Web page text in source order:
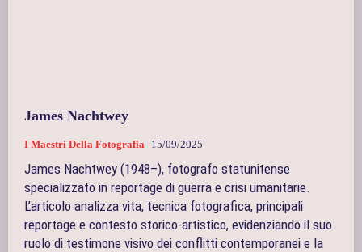
James Nachtwey
I Maestri Della Fotografia 15/09/2025
James Nachtwey (1948–), fotografo statunitense
specializzato in reportage di guerra e crisi umanitarie.
L’articolo analizza vita, tecnica fotografica, principali
reportage e contesto storico-artistico, evidenziando il suo
ruolo di testimone visivo dei conflitti contemporanei e la